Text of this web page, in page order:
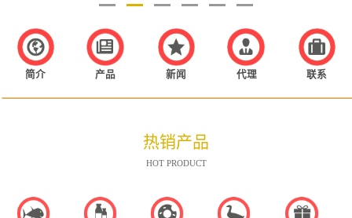
简介 产品 新闻 代理 联系
热销产品
HOT PRODUCT